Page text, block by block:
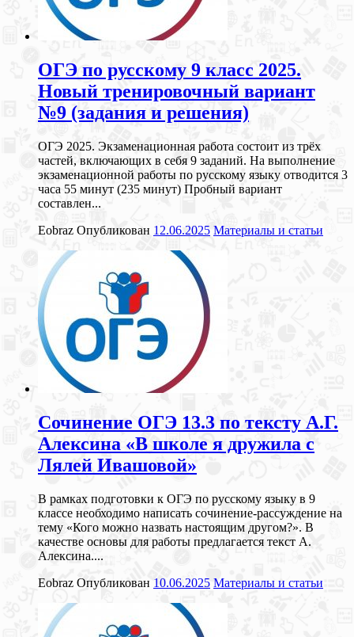
ОГЭ по русскому 9 класс 2025.
Новый тренировочный вариант
№9 (задания и решения)
ОГЭ 2025. Экзаменационная работа состоит из трёх
частей, включающих в себя 9 заданий. На выполнение
экзаменационной работы по русскому языку отводится 3
часа 55 минут (235 минут) Пробный вариант
составлен...
Eobraz Опубликован 12.06.2025 Материалы и статьи
Сочинение ОГЭ 13.3 по тексту А.Г.
Алексина «В школе я дружила с
Лялей Ивашовой»
В рамках подготовки к ОГЭ по русскому языку в 9
классе необходимо написать сочинение-рассуждение на
тему «Кого можно назвать настоящим другом?». В
качестве основы для работы предлагается текст А.
Алексина....
Eobraz Опубликован 10.06.2025 Материалы и статьи